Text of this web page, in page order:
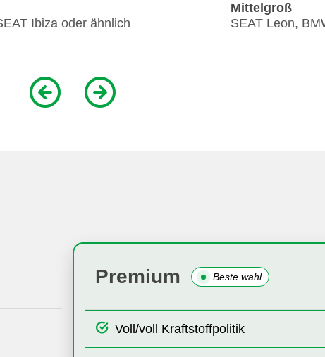
Ibiza oder ähnlich
Mittelgroß
SEAT Leon,
Premium Beste wahl
Voll/voll Kraftstoffpolitik